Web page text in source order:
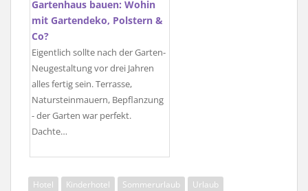
Gartenhaus bauen: Wohin
mit Gartendeko, Polstern &
Co?
Eigentlich sollte nach der Garten-
Neugestaltung vor drei Jahren
alles fertig sein. Terrasse,
Natursteinmauern, Bepflanzung
- der Garten war perfekt.
Dachte…
Hotel Kinderhotel Sommerurlaub
Urlaub